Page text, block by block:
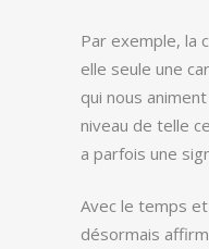
Par exemple, la
elle seule une
qui nous
niveau de telle
a parfois une
Avec le temps
désormais